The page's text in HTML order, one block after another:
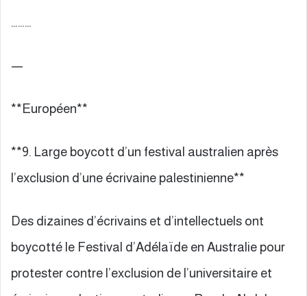
………
—
**Européen**
**9. Large boycott d’un festival australien après
l’exclusion d’une écrivaine palestinienne**
Des dizaines d’écrivains et d’intellectuels ont
boycotté le Festival d’Adélaïde en Australie pour
protester contre l’exclusion de l’universitaire et